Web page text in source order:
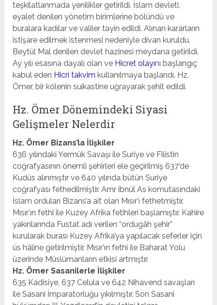
teşkilatlanmada yenilikler getirildi. İslam devleti,
eyalet denilen yönetim birimlerine bölündü ve
buralara kadılar ve valiler tayin edildi. Alınan kararların
istişare edilmek istenmesi nedeniyle divan kuruldu.
Beytül Mal denilen devlet hazinesi meydana getirildi.
Ay yılı esasına dayalı olan ve Hicret olayını başlangıç
kabul eden Hicri takvim kullanılmaya başlandı. Hz.
Ömer, bir kölenin suikastine uğrayarak şehit edildi.
Hz. Ömer Dönemindeki Siyasi
Gelişmeler Nelerdir
Hz. Ömer Bizans’la İlişkiler
636 yılındaki Yermük Savaşı ile Suriye ve Filistin
coğrafyasının önemli şehirleri ele geçirilmiş 637’de
Kudüs alınmıştır ve 640 yılında bütün Suriye
coğrafyası fethedilmiştir. Amr ibnül As komutasındaki
İslam orduları Bizans’a ait olan Mısır’ı fethetmiştir.
Mısır’ın fethi ile Kuzey Afrika fetihleri başlamıştır. Kahire
yakınlarında Fustat adı verilen “ordugâh şehir”
kurularak burası Kuzey Afrika’ya yapılacak seferler için
üs hâline getirilmiştir. Mısır’ın fethi ile Baharat Yolu
üzerinde Müslümanların etkisi artmıştır.
Hz. Ömer Sasanilerle İlişkiler
635 Kadisiye, 637 Celula ve 642 Nihavend savaşları
ile Sasani İmparatorluğu yıkılmıştır. Son Sasani